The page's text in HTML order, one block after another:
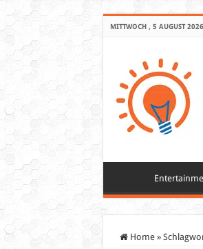
MITTWOCH , 5 AUGUST 2026
Home »